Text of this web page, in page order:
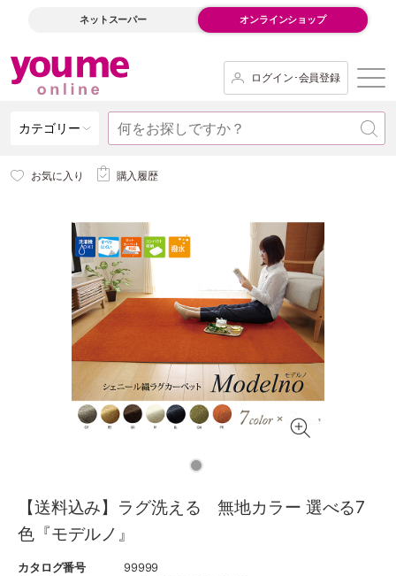
ネットスーパー オンラインショップ
ログイン･会員登録
カテゴリー
お気に入り 購入履歴
【送料込み】ラグ洗える 無地カラー 選べる7
色『モデルノ』
カタログ番号
99999